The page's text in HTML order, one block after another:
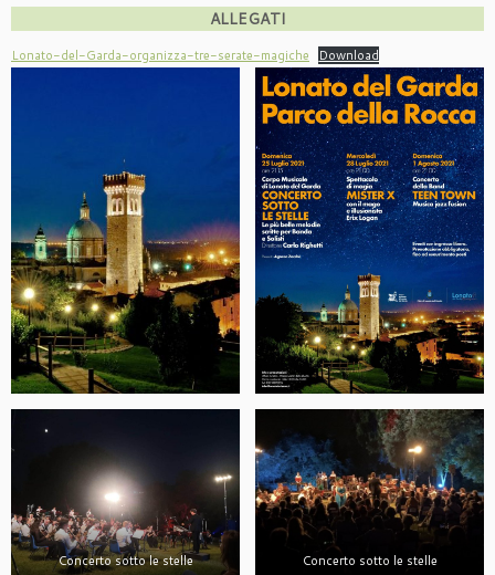
ALLEGATI
Lonato-del-Garda-organizza-tre-serate-magiche Download
Concerto sotto le stelle Concerto sotto le stelle